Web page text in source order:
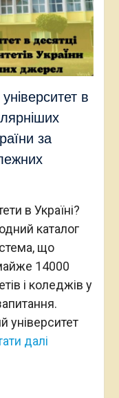
в
за
в Україні?
каталог
що
14000
і коледжів у
університет
далі